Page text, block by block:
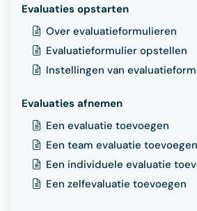
Evaluaties opstarten
Over evaluatieformulieren
Evaluatieformulier opstellen
Instellingen van
Evaluaties afnemen
Een evaluatie toevoegen
Een team evaluatie toevoegen
Een individuele evaluatie
Een zelfevaluatie toevoegen